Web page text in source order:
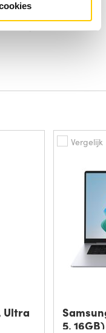
schrijven van een
Ultra
Vergelijk
5, 16GB)